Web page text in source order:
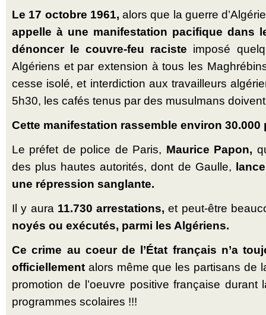
Le 17 octobre 1961, alors que la guerre
appelle à une manifestation pacifique dans
dénoncer le couvre-feu raciste imposé
Algériens et par extension à tous les
cesse isolé, et interdiction aux travailleurs
5h30, les cafés tenus par des musulmans
Cette manifestation rassemble environ 30.000
Le préfet de police de Paris, Maurice Papon,
des plus hautes auto­ri­tés, dont de Gaulle,
une répres­sion san­glante.
Il y aura 11.730 arres­ta­tions, et peut-être
noyés ou exé­cu­tés, parmi les Algériens.
Ce crime au coeur de l’État fran­çais n’a
offi­ciel­le­ment alors même que les par­ti­sans de
pro­mo­tion de l’oeuvre posi­tive fran­çaise durant
pro­gram­mes sco­lai­res !!!